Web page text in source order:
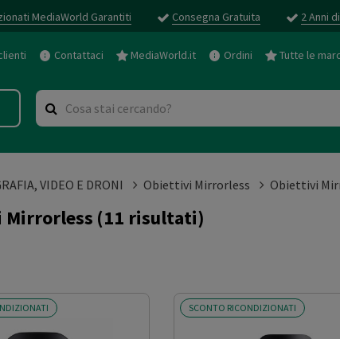
MediaWorld Garantiti Consegna Gratuita 2 Anni
Contattaci MediaWorld.it Ordini Tutte le
VIDEO E DRONI Obiettivi Mirrorless Obiettivi
(11 risultati)
SCONTO RICONDIZIONATI